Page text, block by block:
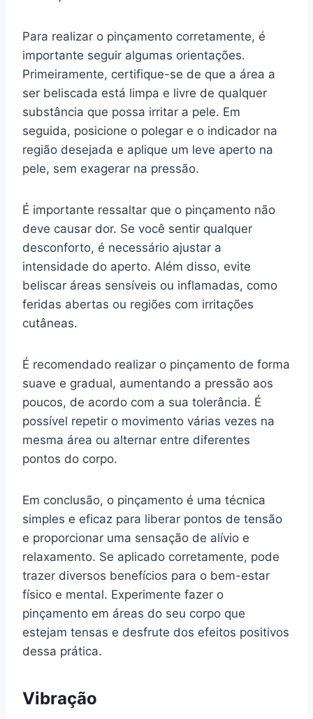
Para realizar o pinçamento corretamente, é
importante seguir algumas orientações.
Primeiramente, certifique-se de que a área a
ser beliscada está limpa e livre de qualquer
substância que possa irritar a pele. Em
seguida, posicione o polegar e o indicador na
região desejada e aplique um leve aperto na
pele, sem exagerar na pressão.
É importante ressaltar que o pinçamento não
deve causar dor. Se você sentir qualquer
desconforto, é necessário ajustar a
intensidade do aperto. Além disso, evite
beliscar áreas sensíveis ou inflamadas, como
feridas abertas ou regiões com irritações
cutâneas.
É recomendado realizar o pinçamento de forma
suave e gradual, aumentando a pressão aos
poucos, de acordo com a sua tolerância. É
possível repetir o movimento várias vezes na
mesma área ou alternar entre diferentes
pontos do corpo.
Em conclusão, o pinçamento é uma técnica
simples e eficaz para liberar pontos de tensão
e proporcionar uma sensação de alívio e
relaxamento. Se aplicado corretamente, pode
trazer diversos benefícios para o bem-estar
físico e mental. Experimente fazer o
pinçamento em áreas do seu corpo que
estejam tensas e desfrute dos efeitos positivos
dessa prática.
Vibração